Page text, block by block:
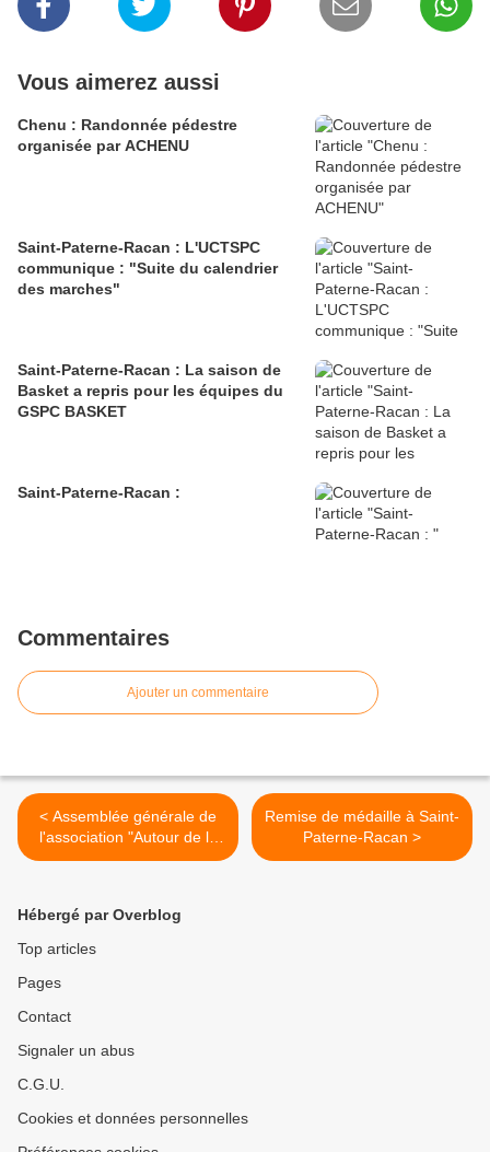
Vous aimerez aussi
Chenu : Randonnée pédestre
organisée par ACHENU
Saint-Paterne-Racan : L'UCTSPC
communique : "Suite du calendrier
des marches"
Saint-Paterne-Racan : La saison de
Basket a repris pour les équipes du
GSPC BASKET
Saint-Paterne-Racan :
Commentaires
Ajouter un commentaire
< Assemblée générale de
l'association "Autour de la
collégiale de Bueil"
Remise de médaille à Saint-
Paterne-Racan >
Hébergé par Overblog
Top articles
Pages
Contact
Signaler un abus
C.G.U.
Cookies et données personnelles